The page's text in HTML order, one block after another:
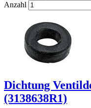
Anzahl
Dichtung
(3138638R1)